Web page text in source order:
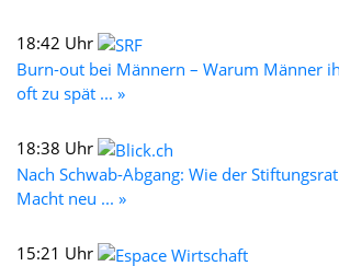
18:42 Uhr
Burn-out bei Männern – Warum Männer
oft zu spät ... »
18:38 Uhr
Nach Schwab-Abgang: Wie der
Macht neu ... »
15:21 Uhr